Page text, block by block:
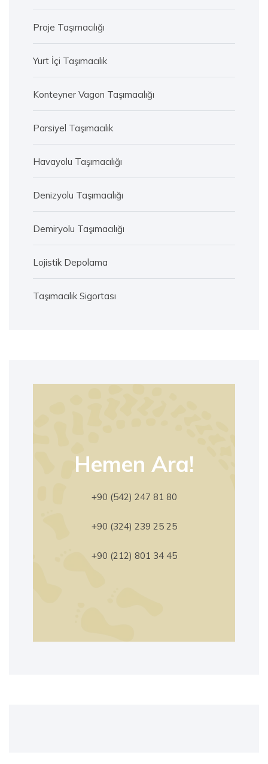
Proje Taşımacılığı
Yurt İçi Taşımacılık
Konteyner Vagon Taşımacılığı
Parsiyel Taşımacılık
Havayolu Taşımacılığı
Denizyolu Taşımacılığı
Demiryolu Taşımacılığı
Lojistik Depolama
Taşımacılık Sigortası
Hemen Ara!
+90 (542) 247 81 80
+90 (324) 239 25 25
+90 (212) 801 34 45